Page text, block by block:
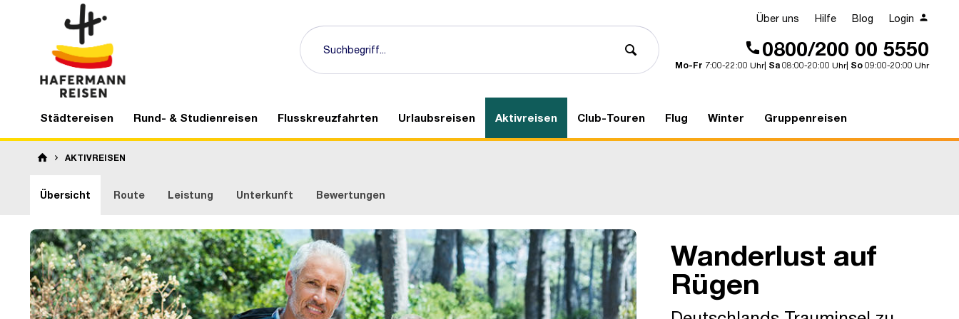
Über uns Hilfe Blog Login
0800/200 00 5550
Mo-Fr 7:00-22:00 Uhr| Sa 08:00-20:00 Uhr| So 09:00-20:00 Uhr
Städtereisen Rund- & Studienreisen Flusskreuzfahrten Urlaubsreisen Aktivreisen Club-Touren Flug Winter Gruppenreisen
AKTIVREISEN
Übersicht Route Leistung Unterkunft Bewertungen
Rügen, Kreidefelsen
Wanderlust auf
Rügen